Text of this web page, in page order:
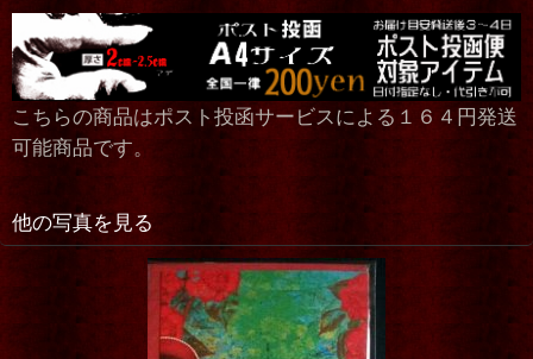
こちらの商品はポスト投函サービスによる１６４円発送
可能商品です。
他の写真を見る